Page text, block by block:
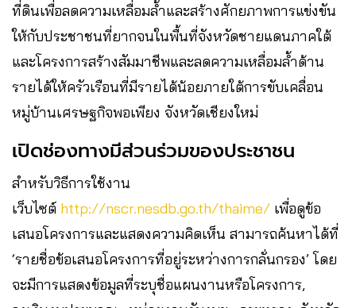
ที่ดินเพื่อลดความเหลื่อมล้ำและสร้างศักยภาพการแข่งขัน
ให้กับประชาชนที่ยากจนในพื้นที่จังหวัดชายแดนภาคใต้
และโครงการสร้างสัมมาชีพและลดความเหลื่อมล้ำด้าน
รายได้ให้ครัวเรือนที่มีรายได้น้อยภายใต้การขับเคลื่อน
หมู่บ้านเศรษฐกิจพอเพียง จังหวัดเชียงใหม่
เปิดช่องทางมีส่วนร่วมของประชาชน
สำหรับวิธีการใช้งาน
เว็บไซต์ http://nscr.nesdb.go.th/thaime/ เพื่อดูข้อ
เสนอโครงการและแสดงความคิดเห็น สามารถค้นหาได้ที่
‘รายชื่อข้อเสนอโครงการที่อยู่ระหว่างการกลั่นกรอง’ โดย
จะมีการแสดงข้อมูลที่ระบุชื่อแผนงานหรือโครงการ,